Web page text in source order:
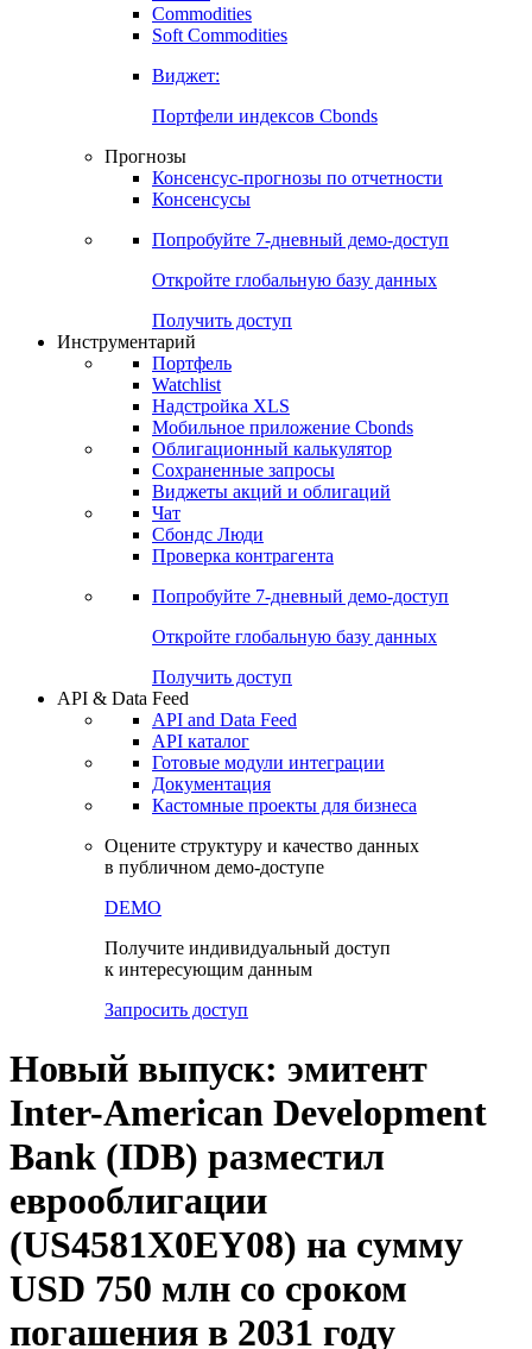
Commodities
Золото
Бензин
Soft Commodities
Виджет:
Портфели индексов Cbonds
Прогнозы
Консенсусы
Попробуйте7-дневный
Откройте глобальную базу данных
Получить доступ
Инструментарий
Портфель
Watchlist
Надстройка XLS
Мобильное приложение Cbonds
Облигационный калькулятор
Сохраненные запросы
Чат
Проверка контрагента
Попробуйте7-дневный
Откройте глобальную базу данных
Получить доступ
API & Data Feed
API and Data Feed
Готовые модули интеграции
Документация
в публичном демо-доступе
к интересующим данным
Запросить доступ
Новый выпуск: эмитент
Inter-American Development
Bank (IDB) разместил
еврооблигации
(US4581X0EY08) на сумму